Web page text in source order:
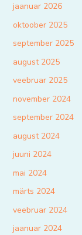
jaanuar 2026
oktoober 2025
september 2025
august 2025
veebruar 2025
november 2024
september 2024
august 2024
juuni 2024
mai 2024
märts 2024
veebruar 2024
jaanuar 2024